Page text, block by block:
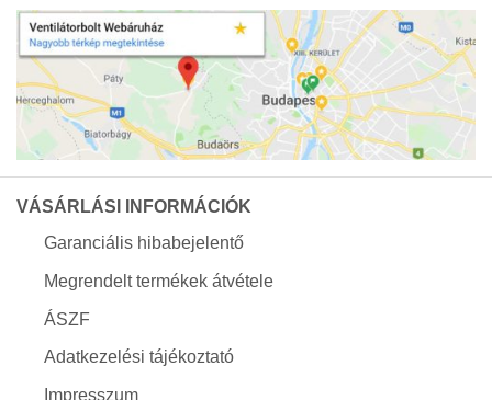
VÁSÁRLÁSI INFORMÁCIÓK
Garanciális hibabejelentő
Megrendelt termékek átvétele
ÁSZF
Adatkezelési tájékoztató
Impresszum